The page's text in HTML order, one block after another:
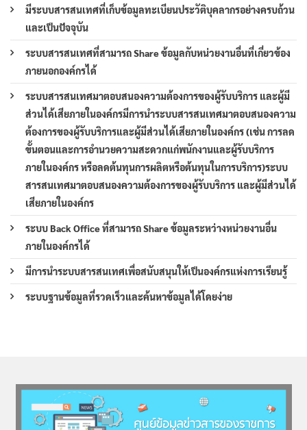
มีระบบสารสนเทศที่เก็บข้อมูลทะเบียนประวัติบุคลากรอย่างครบถ้วน
และเป็นปัจจุบัน
ระบบสารสนเทศที่สามารถ Share ข้อมูลกับหน่วยงานอื่นที่เกี่ยวข้อง
ภายนอกองค์กรได้
ระบบสารสนเทศมาตอบสนองความต้องการของผู้รับบริการ และผู้มี
ส่วนได้เสียภายในองค์กรมีการนำระบบสารสนเทศมาตอบสนองความ
ต้องการของผู้รับบริการและผู้มีส่วนได้เสียภายในองค์กร (เช่น การลด
ขั้นตอนและการอำนวยความสะดวกแก่พนักงานและผู้รับบริการ
ภายในองค์กร หรือลดต้นทุนการผลิตหรือต้นทุนในการบริการ)ระบบ
สารสนเทศมาตอบสนองความต้องการของผู้รับบริการ และผู้มีส่วนได้
เสียภายในองค์กร
ระบบ Back Office ที่สามารถ Share ข้อมูลระหว่างหน่วยงานอื่น
ภายในองค์กรได้
มีการนำระบบสารสนเทศเพื่อสนับสนุนให้เป็นองค์กรแห่งการเรียนรู้
ระบบฐานข้อมูลที่รวดเร็วและค้นหาข้อมูลได้โดยง่าย